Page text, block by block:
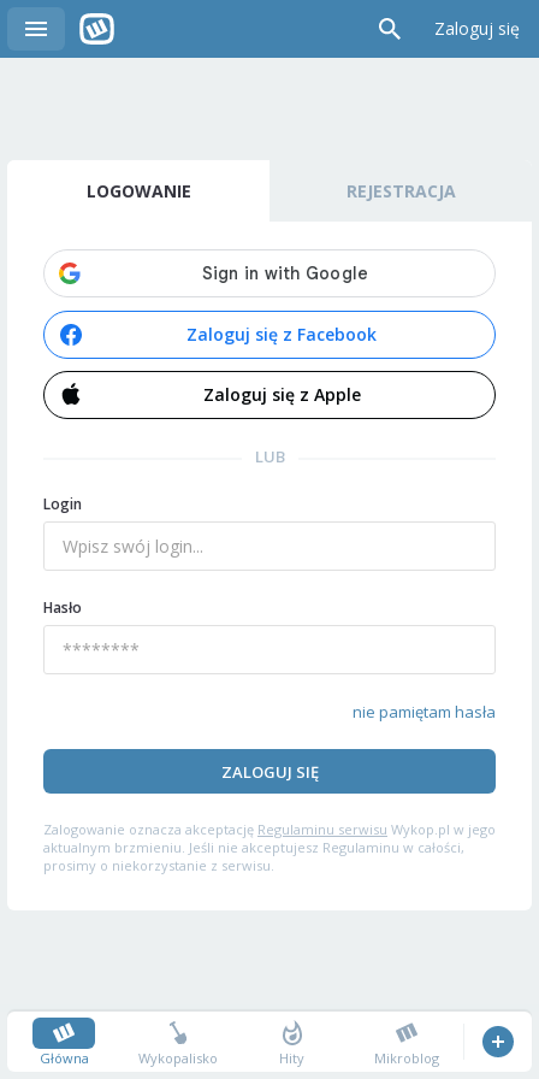
Zaloguj się
LOGOWANIE REJESTRACJA
Zaloguj się z Facebook
Zaloguj się z Apple
LUB
Login
Hasło
nie pamiętam hasła
ZALOGUJ SIĘ
Zalogowanie oznacza akceptację Regulaminu serwisu Wykop.pl w jego
aktualnym brzmieniu. Jeśli nie akceptujesz Regulaminu w całości,
prosimy o niekorzystanie z serwisu.
Główna Wykopalisko Hity Mikroblog